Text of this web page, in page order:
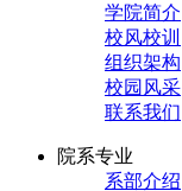
学院简介
校风校训
组织架构
校园风采
联系我们
院系专业
系部介绍